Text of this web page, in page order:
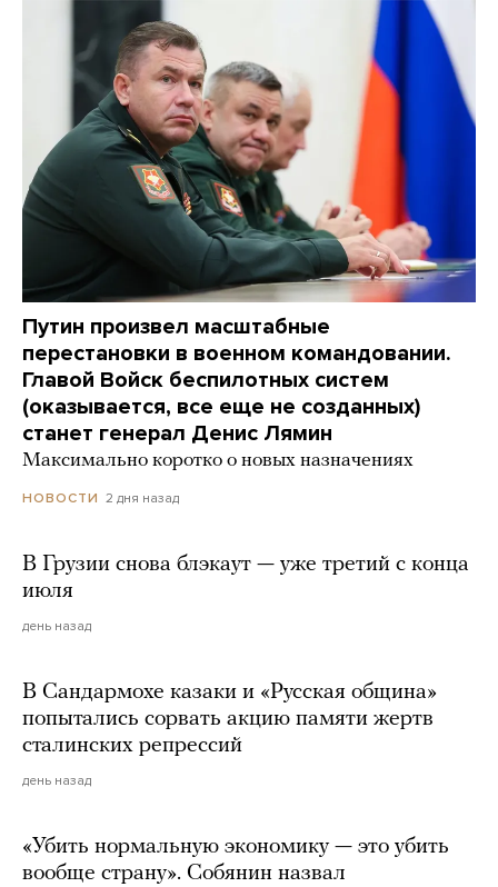
Путин произвел масштабные
перестановки в военном командовании.
Главой Войск беспилотных систем
(оказывается, все еще не созданных)
станет генерал Денис Лямин
Максимально коротко о новых назначениях
НОВОСТИ 2 дня назад
В Грузии снова блэкаут — уже третий с конца
июля
день назад
В Сандармохе казаки и «Русская община»
попытались сорвать акцию памяти жертв
сталинских репрессий
день назад
«Убить нормальную экономику — это убить
вообще страну». Собянин назвал